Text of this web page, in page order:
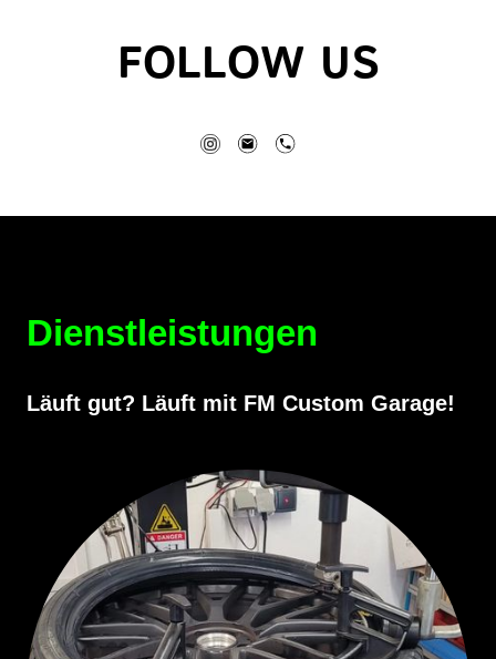
FOLLOW US
Dienstleistungen
Läuft gut? Läuft mit FM Custom Garage!